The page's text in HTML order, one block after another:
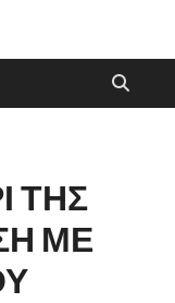
ΤΗΣ
ΜΕ